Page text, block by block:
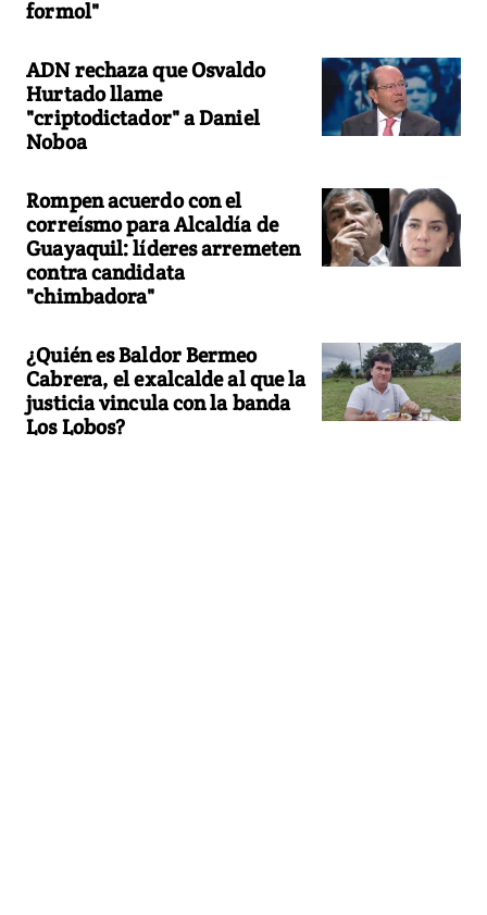
formol"
ADN rechaza que Osvaldo
Hurtado llame
"criptodictador" a Daniel
Noboa
Rompen acuerdo con el
correísmo para Alcaldía de
Guayaquil: líderes arremeten
contra candidata
"chimbadora"
¿Quién es Baldor Bermeo
Cabrera, el exalcalde al que la
justicia vincula con la banda
Los Lobos?